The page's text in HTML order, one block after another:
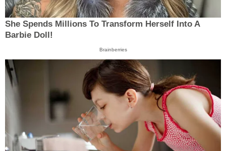
She Spends Millions To Transform Herself Into A
Barbie Doll!
Brainberries